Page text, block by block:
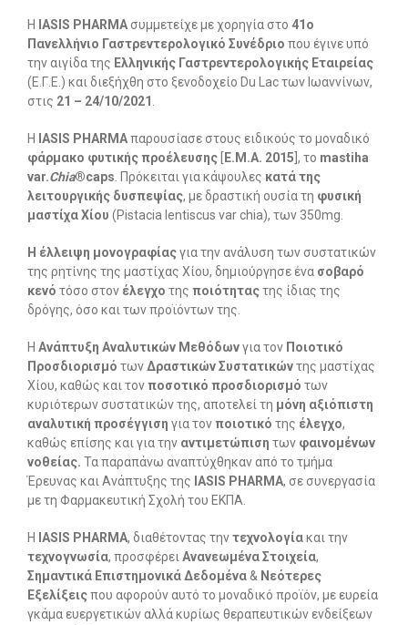
Η ΙΑSIS PHARMA συμμετείχε με χορηγία στο 41o
Πανελλήνιο Γαστρεντερολογικό Συνέδριο που έγινε υπό
την αιγίδα της Ελληνικής Γαστρεντερολογικής Εταιρείας
(Ε.Γ.Ε.) και διεξήχθη στο ξενοδοχείο Du Lac των Ιωαννίνων,
στις 21 – 24/10/2021
Η ΙΑSIS PHARMAπαρουσίασε στους ειδικούς το μοναδικό
φάρμακο φυτικής προέλευσης
E.M.A. 2015 ], το mastiha
var.Chia®caps . Πρόκειται για κάψουλες κατά της
λειτουργικής δυσπεψίας, με δραστική ουσία τη φυσική
μαστίχα Χίου (Pistacia lentiscus var chia), των 350mg.
Η έλλειψη μονογραφίαςγια την ανάλυση των συστατικών
της ρητίνης της μαστίχας Χίου, δημιούργησε ένα σοβαρό
κενό τόσο στον έλεγχο της ποιότηταςτης ίδιας της
δρόγης, όσο και των προϊόντων της.
Η Ανάπτυξη Αναλυτικών Μεθόδωνγια τον Ποιοτικό
Προσδιορισμό των Δραστικών Συστατικώντης μαστίχας
Χίου, καθώς και τονποσοτικό προσδιορισμό των
κυριότερων συστατικών της, αποτελεί τη μόνη αξιόπιστη
αναλυτική προσέγγιση για τονποιοτικό της έλεγχο,
καθώς επίσης και για την αντιμετώπιση των φαινομένων
νοθείας. Τα παραπάνω αναπτύχθηκαν από το τμήμα
Έρευνας και Ανάπτυξης της IASIS PHARMA, σε συνεργασία
με τη Φαρμακευτική Σχολή του ΕΚΠΑ.
Η IASIS PHARMA, διαθέτοντας τηντεχνολογίακαι την
τεχνογνωσία, προσφέρει Ανανεωμένα Στοιχεία,
Σημαντικά Επιστημονικά Δεδομένα & Νεότερες
Εξελίξειςπου αφορούν αυτό το μοναδικό προϊόν, με ευρεία
γκάμα ευεργετικών αλλά κυρίως θεραπευτικών ενδείξεων